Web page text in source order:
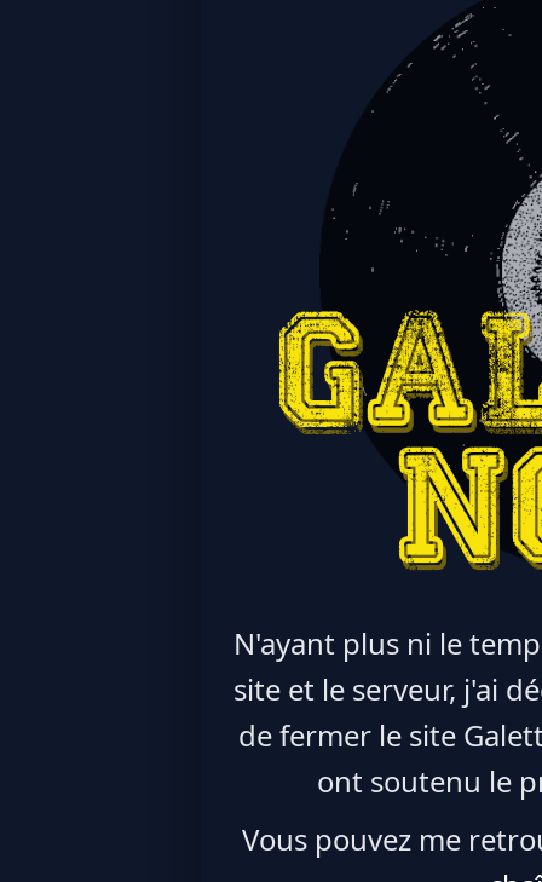
N'ayant plus ni le
site et le serveur, j'ai
de fermer le site
ont soutenu le
Vous pouvez me